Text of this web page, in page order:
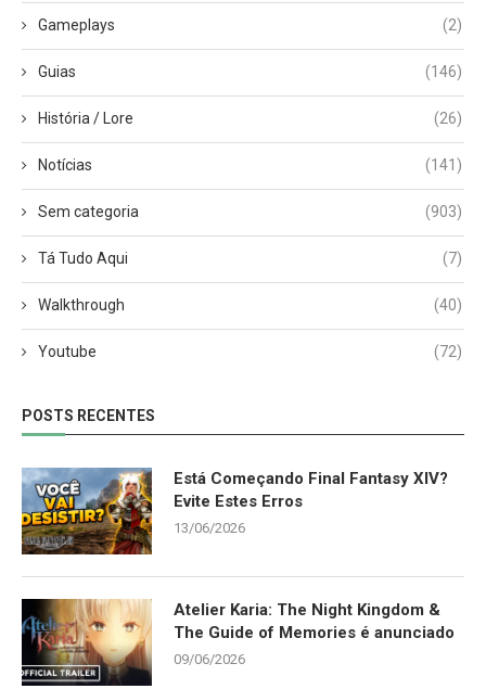
Gameplays (2)
Guias (146)
História / Lore (26)
Notícias (141)
Sem categoria (903)
Tá Tudo Aqui (7)
Walkthrough (40)
Youtube (72)
POSTS RECENTES
Está Começando Final Fantasy XIV?
Evite Estes Erros
13/06/2026
Atelier Karia: The Night Kingdom &
The Guide of Memories é anunciado
09/06/2026